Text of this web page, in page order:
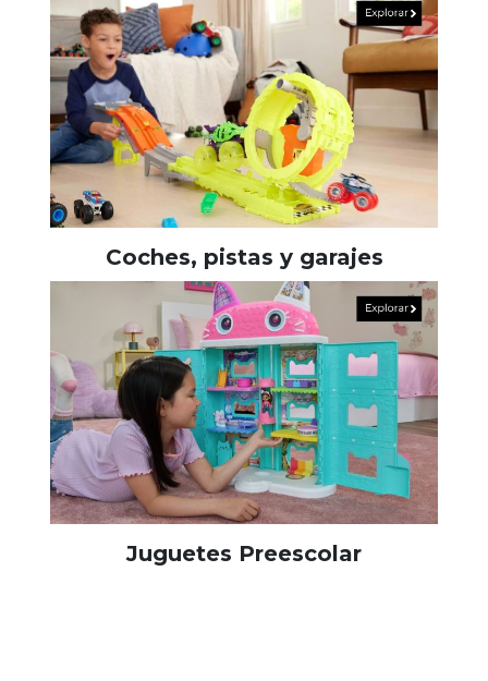
Coches, pistas y garajes
Juguetes Preescolar